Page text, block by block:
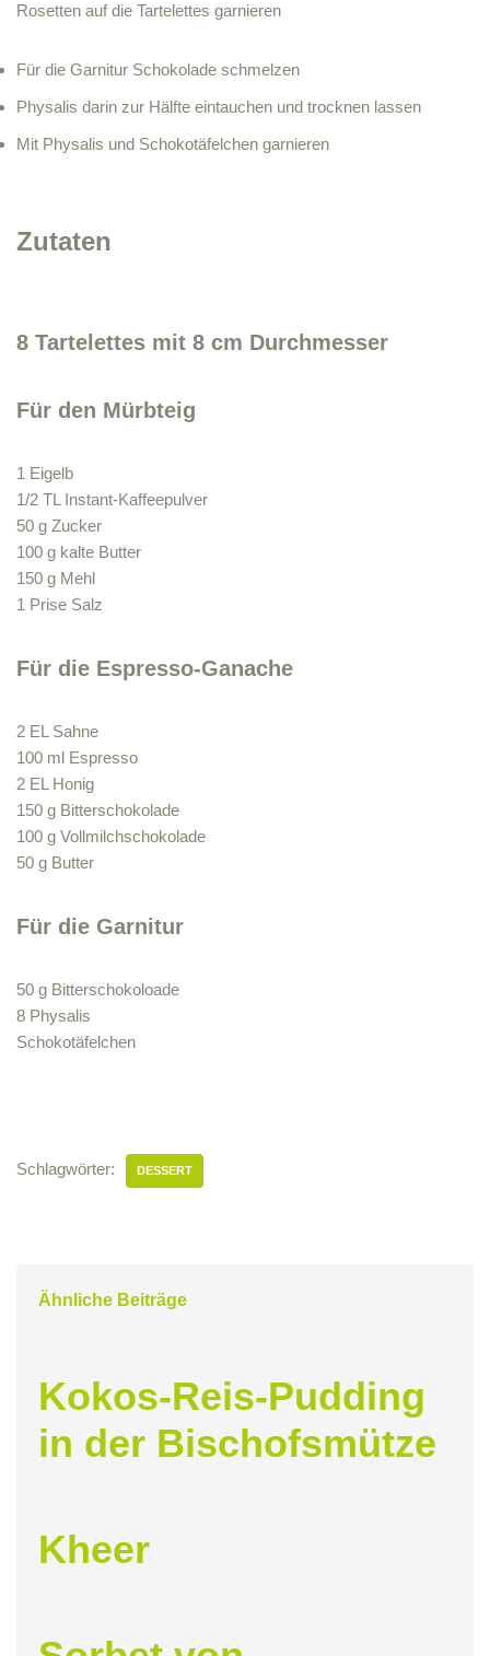
Rosetten auf die Tartelettes garnieren
Für die Garnitur Schokolade schmelzen
Physalis darin zur Hälfte eintauchen und trocknen lassen
Mit Physalis und Schokotäfelchen garnieren
Zutaten
8 Tartelettes mit 8 cm Durchmesser
Für den Mürbteig
1 Eigelb
1/2 TL Instant-Kaffeepulver
50 g Zucker
100 g kalte Butter
150 g Mehl
1 Prise Salz
Für die Espresso-Ganache
2 EL Sahne
100 ml Espresso
2 EL Honig
150 g Bitterschokolade
100 g Vollmilchschokolade
50 g Butter
Für die Garnitur
50 g Bitterschokoloade
8 Physalis
Schokotäfelchen
Schlagwörter: DESSERT
Ähnliche Beiträge
Kokos-Reis-Pudding
in der Bischofsmütze
Kheer